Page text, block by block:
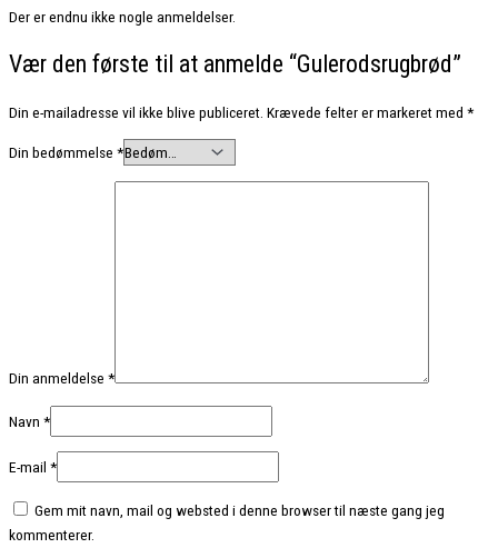
Der er endnu ikke nogle anmeldelser.
Vær den første til at anmelde “Gulerodsrugbrød”
Din e-mailadresse vil ikke blive publiceret. Krævede felter er markeret med *
Din bedømmelse *
Din anmeldelse *
Navn *
E-mail *
Gem mit navn, mail og websted i denne browser til næste gang jeg
kommenterer.